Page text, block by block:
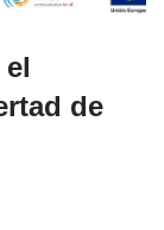
de